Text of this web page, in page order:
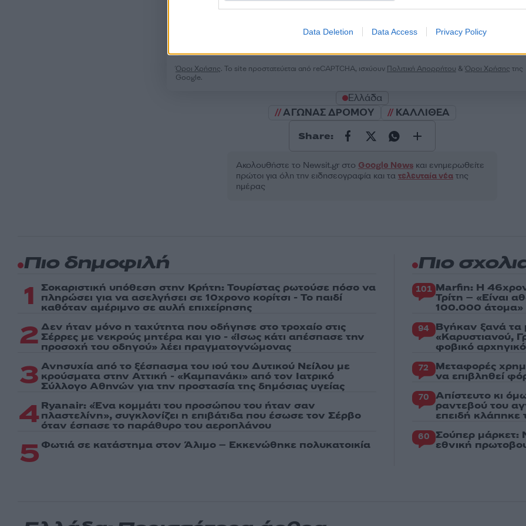
Data Deletion Data Access Privacy Policy
Όροι Χρήσης. Το site προστατεύεται από reCAPTCHA, ισχύουν Πολιτική Απορρήτου &Όροι Χρήσης της
Google.
Ελλάδα
ΑΓΩΝΑΣ ΔΡΟΜΟΥ
ΚΑΛΛΙΘΕΑ
Share:
Ακολουθήστε το Νewsit.gr στο Google Newsκαι ενημερωθείτε
πρώτοι για όλη την ειδησεογραφία και τα τελευταία νέατης
ημέρας
Πιο δημοφιλή
1 Σοκαριστική υπόθεση στην Κρήτη: Τουρίστας ρωτούσε πόσο να
πληρώσει για να ασελγήσει σε 10χρονο κορίτσι - Το παιδί
καθόταν αμέριμνο σε αυλή επιχείρησης
2 Δεν ήταν μόνο η ταχύτητα που οδήγησε στο τροχαίο στις
Σέρρες με νεκρούς μητέρα και γιο - «Ίσως κάτι απέσπασε την
προσοχή του οδηγού» λέει πραγματογνώμονας
3 Ανησυχία από το ξέσπασμα του ιού του Δυτικού Νείλου με
κρούσματα στην Αττική - «Καμπανάκι» από τον Ιατρικό
Σύλλογο Αθηνών για την προστασία της δημόσιας υγείας
4 Ryanair: «Ένα κομμάτι του προσώπου του ήταν σαν
πλαστελίνη», συγκλονίζει η επιβάτιδα που έσωσε τον Σέρβο
όταν έσπασε το παράθυρο του αεροπλάνου
5 Φωτιά σε κατάστημα στον Άλιμο – Εκκενώθηκε πολυκατοικία
Πιο
101 Marfin: Η
Τρίτη – «Είναι
100.000 άτομα»
94 Βγήκαν ξανά τα
«Καρυστιανού,
φοβικό
72 Μεταφορές
να επιβληθεί
70 Απίστευτο κι
ραντεβού του
επειδή κλάπηκε
60 Σούπερ μάρκετ:
εθνική